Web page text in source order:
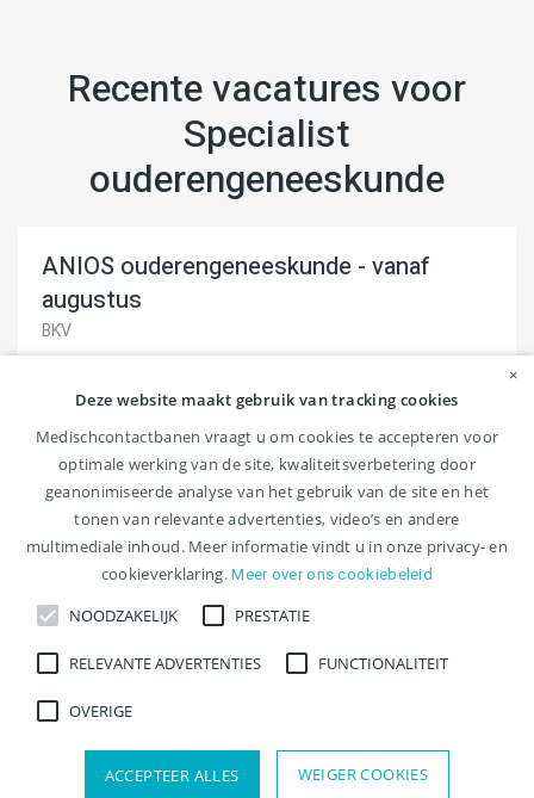
Recente vacatures voor
Specialist
ouderengeneeskunde
ANIOS ouderengeneeskunde - vanaf
augustus
BKV
Start zo snel mogelijk als basisarts ouderengeneeskunde
en werk alleen overdag. Avonden, nachten en weekenden
blijven vrij.Jouw nieuwe baanBinnen de...
Assen
16-24 uur , 24-32 uur , 32-40 uur
ANIOS , Basisarts , Specialist ouderengeneeskunde
Bekijk vacature
Deze website maakt gebruik van tracking cookies
Medischcontactbanen vraagt u om cookies te accepteren voor
optimale werking van de site, kwaliteitsverbetering door
geanonimiseerde analyse van het gebruik van de site en het
tonen van relevante advertenties, video’s en andere
multimediale inhoud. Meer informatie vindt u in onze privacy- en
cookieverklaring.Meer over ons cookiebeleid
NOODZAKELIJK PRESTATIE
RELEVANTE ADVERTENTIES FUNCTIONALITEIT
OVERIGE
ACCEPTEER ALLES WEIGER COOKIES
×